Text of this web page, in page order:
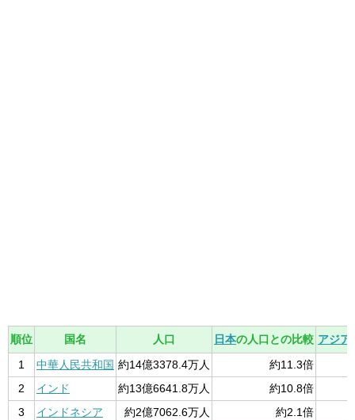
順位 国名 人口 日本の人口との比較 アジア
1
中華人民共和国 約14億3378.4万人
約11.3倍
2
インド 約13億6641.8万人
約10.8倍
3
インドネシア 約2億7062.6万人
約2.1倍